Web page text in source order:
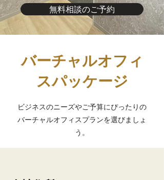
無料相談のご予約
バーチャルオフィ
スパッケージ
ビジネスのニーズやご予算にぴったりの
バーチャルオフィスプランを選びましょ
う。